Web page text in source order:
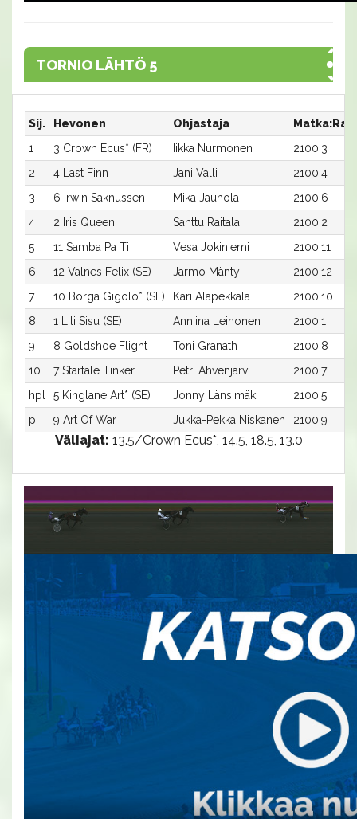
TORNIO LÄHTÖ 5
Sij. Hevonen Ohjastaja
1
3 Crown Ecus* (FR) Iikka Nurmonen
2100:3
2
4 Last Finn Jani Valli
2100:4
3
6 Irwin Saknussen Mika Jauhola
2100:6
4
2 Iris Queen Santtu Raitala
2100:2
5
11 Samba Pa Ti Vesa Jokiniemi
2100:11
6
12 Valnes Felix (SE) Jarmo Mänty
2100:12
7
10 Borga Gigolo* (SE) Kari Alapekkala
2100:10
8
1 Lili Sisu (SE) Anniina Leinonen
2100:1
9
8 Goldshoe Flight Toni Granath
2100:8
10
7 Startale Tinker Petri Ahvenjärvi
2100:7
hpl
5 Kinglane Art* (SE) Jonny Länsimäki
2100:5
p
9 Art Of War Jukka-Pekka Niskanen 2100:9
Väliajat: 13.5/Crown Ecus*, 14.5, 18.5, 13.0